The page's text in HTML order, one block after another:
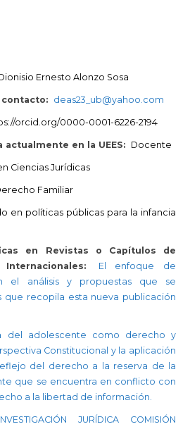
Ernesto Alonzo Sosa
deas23_ub@yahoo.com
orcid.org/0000-0001-6226-2194
en la UEES: Docente
Ciencias Jurídicas
Familiar
en políticas públicas para la infancia
en Revistas o Capítulos de
El enfoque de
el análisis y propuestas que se
que recopila esta nueva publicación
del adolescente como derecho y
Constitucional y la aplicación
del derecho a la reserva de la
que se encuentra en conflicto con
a la libertad de información.
JURÍDICA COMISIÓN